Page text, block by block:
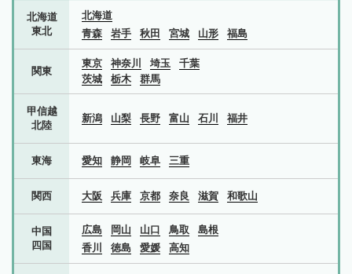
北海道
東北
北海道
青森
岩手 秋田 宮城 山形 福島
関東
東京 神奈川 埼玉
千葉
茨城
栃木 群馬
甲信越
北陸
新潟 山梨 長野 富山 石川 福井
東海 愛知 静岡 岐阜 三重
関西 大阪 兵庫 京都 奈良 滋賀 和歌山
中国
四国
広島 岡山 山口 鳥取
島根
香川
徳島 愛媛 高知